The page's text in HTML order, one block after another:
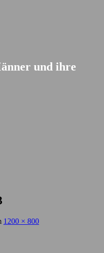
und ihre
1200 × 800